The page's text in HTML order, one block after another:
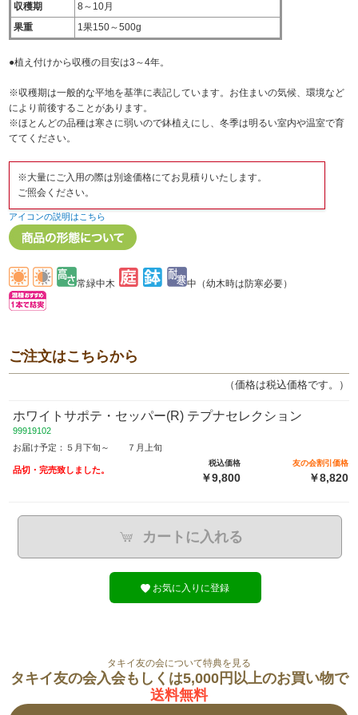
収穫期
8～10月
果重
1果150～500g
●植え付けから収穫の目安は3～4年。
※収穫期は一般的な平地を基準に表記しています。お住まいの気候、環境など
により前後することがあります。
※ほとんどの品種は寒さに弱いので鉢植えにし、冬季は明るい室内や温室で育
ててください。
※大量にご入用の際は別途価格にてお見積りいたします。
ご照会ください。
アイコンの説明はこちら
常緑中木 中（幼木時は防寒必要）
ご注文はこちらから
（価格は税込価格です。）
ホワイトサポテ・セッパー(R) テプナセレクション
99919102
お届け予定：５月下旬～ ７月上旬
品切・完売致しました。
税込価格
￥9,800
友の会割引価格
￥8,820
カートに入れる
お気に入りに登録
タキイ友の会について特典を見る
タキイ友の会入会もしくは5,000円以上のお買い物で
送料無料